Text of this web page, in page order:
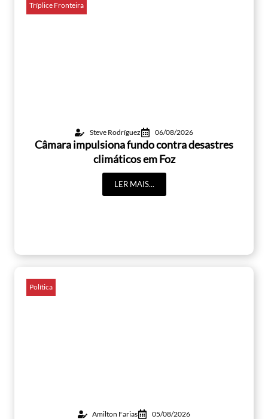
Tríplice Fronteira
Steve Rodríguez 06/08/2026
Câmara impulsiona fundo contra desastres
climáticos em Foz
LER MAIS...
Política
Amilton Farias 05/08/2026